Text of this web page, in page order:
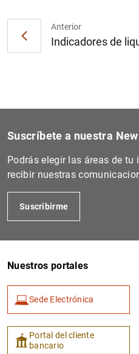
Anterior
Indicadores de
Suscríbete a nuestra
Podrás elegir las áreas de tu
recibir nuestras
Suscribirme
Nuestros portales
Sede Electrónica
Portal del cliente
bancario